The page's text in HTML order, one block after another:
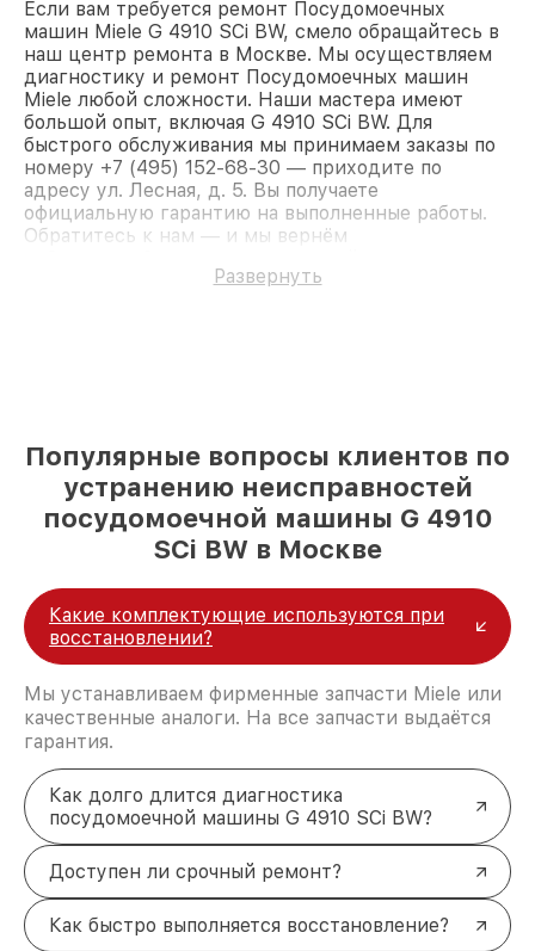
Если вам требуется ремонт Посудомоечных
машин Miele G 4910 SCi BW, смело обращайтесь в
наш центр ремонта в Москве. Мы осуществляем
диагностику и ремонт Посудомоечных машин
Miele любой сложности. Наши мастера имеют
большой опыт, включая G 4910 SCi BW. Для
быстрого обслуживания мы принимаем заказы по
номеру +7 (495) 152-68-30 — приходите по
адресу ул. Лесная, д. 5. Вы получаете
официальную гарантию на выполненные работы.
Обратитесь к нам — и мы вернём
Развернуть
Популярные вопросы клиентов по
устранению неисправностей
посудомоечной машины G 4910
SCi BW в Москве
Какие комплектующие используются при
восстановлении?
Мы устанавливаем фирменные запчасти Miele или
качественные аналоги. На все запчасти выдаётся
гарантия.
Как долго длится диагностика
посудомоечной машины G 4910 SCi BW?
Доступен ли срочный ремонт?
Как быстро выполняется восстановление?